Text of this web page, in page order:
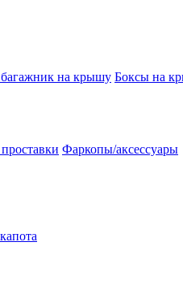
на крышу Боксы на
Фаркопы/аксессуары